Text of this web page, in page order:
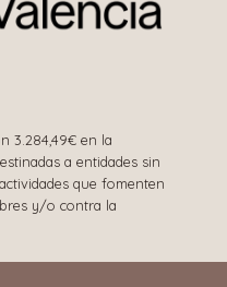
3.284,49€ en la
a entidades sin
que fomenten
y/o contra la